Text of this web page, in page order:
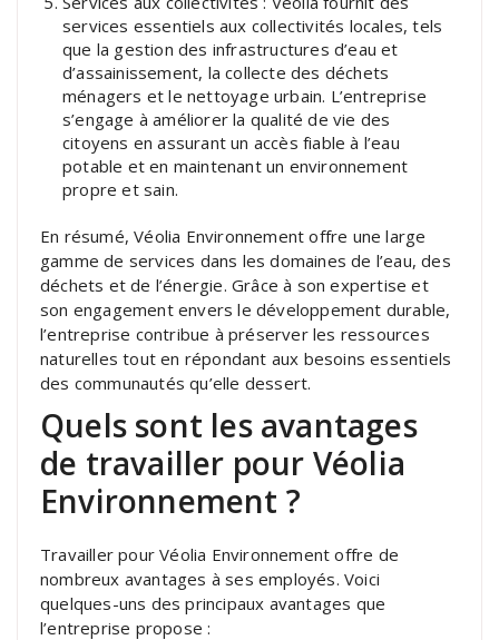
services essentiels aux collectivités locales, tels
que la gestion des infrastructures d’eau et
d’assainissement, la collecte des déchets
ménagers et le nettoyage urbain. L’entreprise
s’engage à améliorer la qualité de vie des
citoyens en assurant un accès fiable à l’eau
potable et en maintenant un environnement
propre et sain.
En résumé, Véolia Environnement offre une large
gamme de services dans les domaines de l’eau, des
déchets et de l’énergie. Grâce à son expertise et
son engagement envers le développement durable,
l’entreprise contribue à préserver les ressources
naturelles tout en répondant aux besoins essentiels
des communautés qu’elle dessert.
Quels sont les avantages
de travailler pour Véolia
Environnement ?
Travailler pour Véolia Environnement offre de
nombreux avantages à ses employés. Voici
quelques-uns des principaux avantages que
l’entreprise propose :